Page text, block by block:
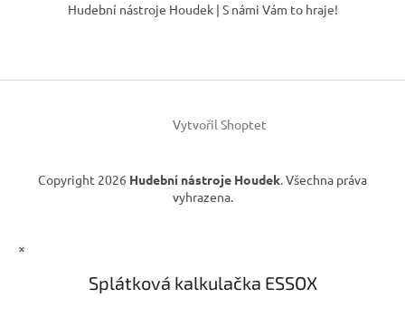
í
Hudební nástroje Houdek | S námi Vám to hraje!
Vytvořil Shoptet
Copyright 2026 Hudební nástroje Houdek. Všechna práva
vyhrazena.
×
Splátková kalkulačka ESSOX